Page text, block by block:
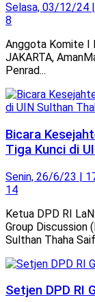
Selasa, 03/12/24
8
Anggota Komite I
JAKARTA,
Penrad...
Bicara
Tiga Kunci di
Senin, 26/6/23 |
14
Ketua DPD RI
Group Discussion
Sulthan Thaha
Setjen DPD RI